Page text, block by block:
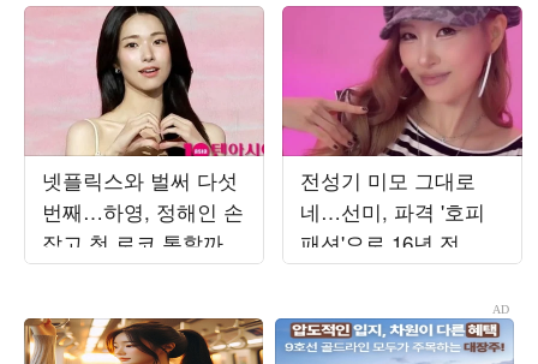
넷플릭스와 벌써 다섯
번째…하영, 정해인 손
잡고 첫 로코 통할까
[TEN피플]
전성기 미모 그대로
네…선미, 파격 '호피
패션'으로 16년 전 원
더걸스 시절 소환